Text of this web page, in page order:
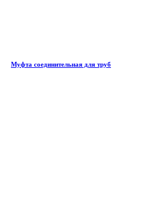
Муфта соединительная для труб